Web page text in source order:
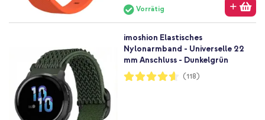
Vorrätig
imoshion Elastisches
Nylonarmband - Universelle 22
mm Anschluss - Dunkelgrün
Bewertung:
92%
(118)